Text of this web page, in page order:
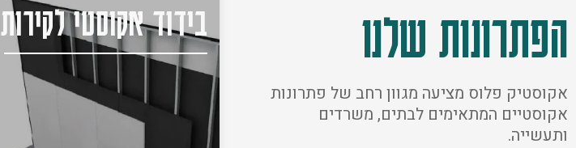
הפתרונות שלנו
אקוסטיק פלוס מציעה מגוון רחב של פתרונות
אקוסטיים המתאימים לבתים, משרדים
ותעשייה.
בידוד אקוסטי לקירות